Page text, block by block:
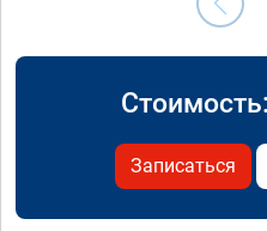
Записаться